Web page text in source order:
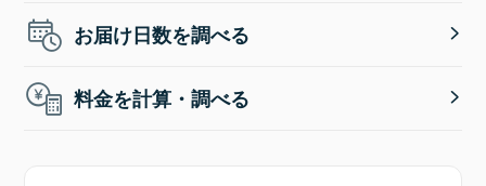
お届け日数を調べる
料金を計算・調べる